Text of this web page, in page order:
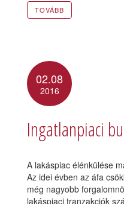
TOVÁBB
02.08
2016
Ingatlanpiaci
A lakáspiac élénkülése
Az idei évben az áfa
még nagyobb
lakáspiaci tranzakciók